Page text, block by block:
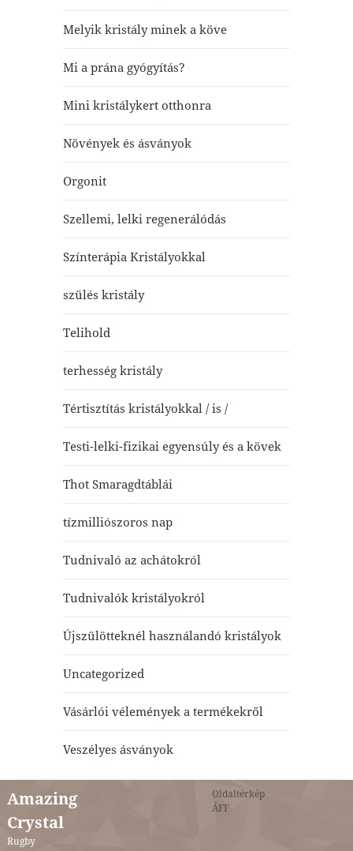
Melyik kristály minek a köve
Mi a prána gyógyítás?
Mini kristálykert otthonra
Növények és ásványok
Orgonit
Szellemi, lelki regenerálódás
Színterápia Kristályokkal
szülés kristály
Telihold
terhesség kristály
Tértisztítás kristályokkal / is /
Testi-lelki-fizikai egyensúly és a kövek
Thot Smaragdtáblái
tízmilliószoros nap
Tudnivaló az achátokról
Tudnivalók kristályokról
Újszülötteknél használandó kristályok
Uncategorized
Vásárlói vélemények a termékekről
Veszélyes ásványok
Amazing
Crystal
Rugby
Oldaltérkép
ÁFF